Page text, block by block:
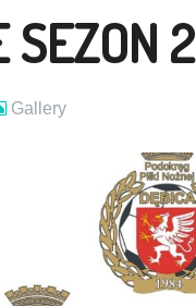
SEZON
Gallery